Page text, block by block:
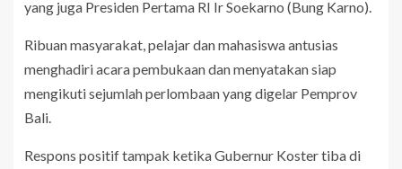
yang juga Presiden Pertama RI Ir Soekarno (Bung Karno).
Ribuan masyarakat, pelajar dan mahasiswa antusias
menghadiri acara pembukaan dan menyatakan siap
mengikuti sejumlah perlombaan yang digelar Pemprov
Bali.
Respons positif tampak ketika Gubernur Koster tiba di